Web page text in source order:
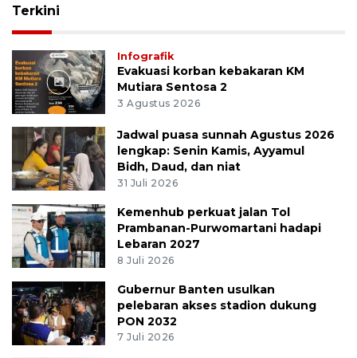
Terkini
Infografik
Evakuasi korban kebakaran KM
Mutiara Sentosa 2
3 Agustus 2026
Jadwal puasa sunnah Agustus 2026
lengkap: Senin Kamis, Ayyamul
Bidh, Daud, dan niat
31 Juli 2026
Kemenhub perkuat jalan Tol
Prambanan-Purwomartani hadapi
Lebaran 2027
8 Juli 2026
Gubernur Banten usulkan
pelebaran akses stadion dukung
PON 2032
7 Juli 2026